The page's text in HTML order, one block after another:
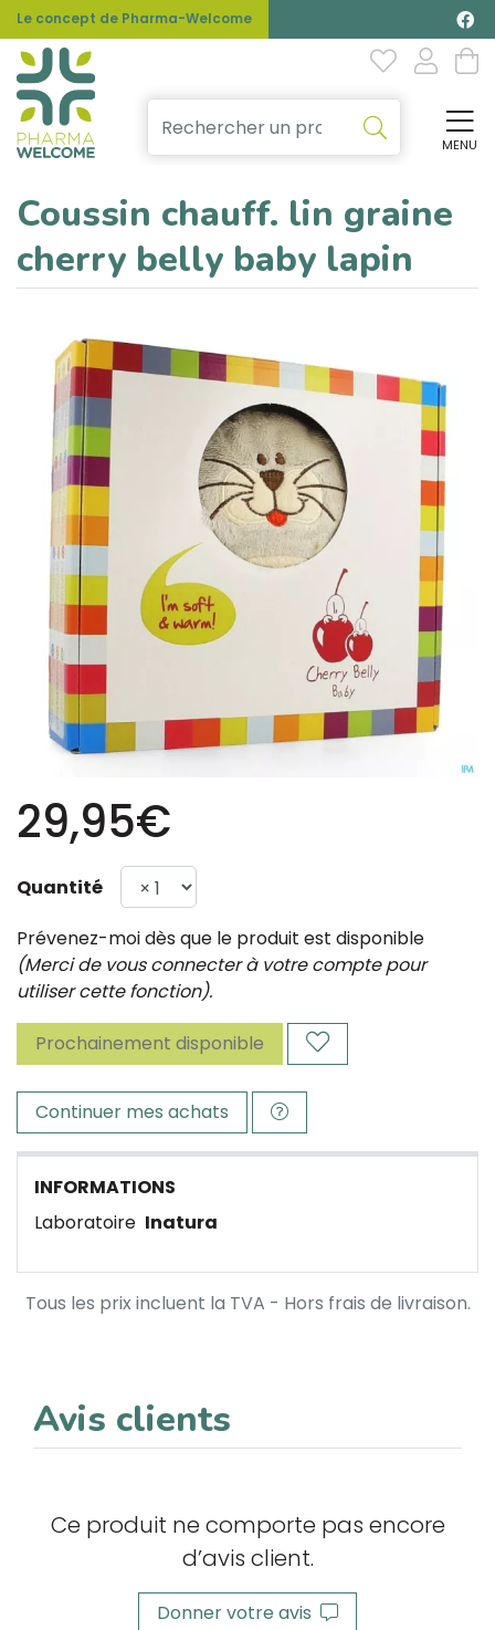
Le concept de Pharma-Welcome
MENU
Coussin chauff. lin graine
cherry belly baby lapin
29,95€
Quantité
Prévenez-moi dès que le produit est disponible
(Merci de vous connecter à votre compte pour
utiliser cette fonction).
Prochainement disponible
Continuer mes achats
INFORMATIONS
Laboratoire Inatura
Tous les prix incluent la TVA - Hors frais de livraison.
Avis clients
Ce produit ne comporte pas encore
d’avis client.
Donner votre avis